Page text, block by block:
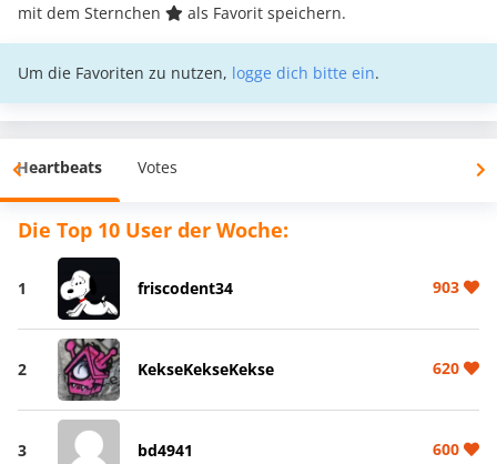
mit dem Sternchen
als Favorit speichern.
Um die Favoriten zu nutzen, logge dich bitte ein.
Heartbeats Votes
Die Top 10 User der Woche:
1 friscodent34 903
2 KekseKekseKekse 620
3 bd4941 600